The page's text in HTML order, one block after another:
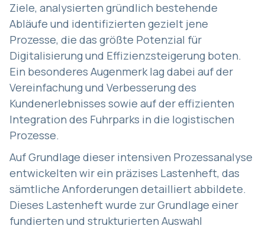
Ziele, analysierten gründlich bestehende
Abläufe und identifizierten gezielt jene
Prozesse, die das größte Potenzial für
Digitalisierung und Effizienzsteigerung boten.
Ein besonderes Augenmerk lag dabei auf der
Vereinfachung und Verbesserung des
Kundenerlebnisses sowie auf der effizienten
Integration des Fuhrparks in die logistischen
Prozesse.
Auf Grundlage dieser intensiven Prozessanalyse
entwickelten wir ein präzises Lastenheft, das
sämtliche Anforderungen detailliert abbildete.
Dieses Lastenheft wurde zur Grundlage einer
fundierten und strukturierten Auswahl